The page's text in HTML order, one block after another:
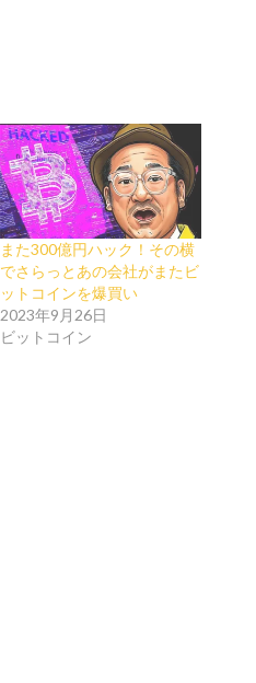
また300億円ハック！その横
でさらっとあの会社がまたビ
ットコインを爆買い
2023年9月26日
ビットコイン